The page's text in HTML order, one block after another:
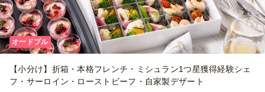
オードブル
【小分け】折箱・本格フレンチ・ミシュラン1つ星獲得経験シェ
フ・サーロイン・ローストビーフ・自家製デザート